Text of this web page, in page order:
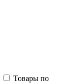
Товары по